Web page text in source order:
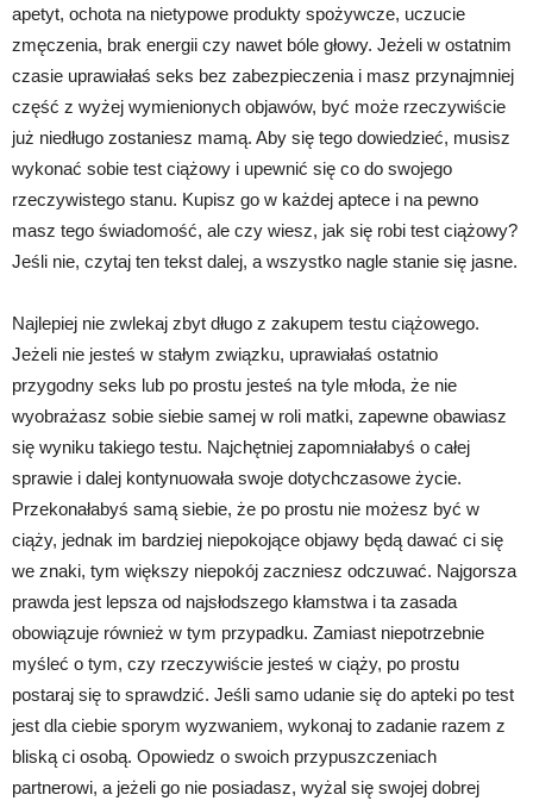
apetyt, ochota na nietypowe produkty spożywcze, uczucie
zmęczenia, brak energii czy nawet bóle głowy. Jeżeli w ostatnim
czasie uprawiałaś seks bez zabezpieczenia i masz przynajmniej
część z wyżej wymienionych objawów, być może rzeczywiście
już niedługo zostaniesz mamą. Aby się tego dowiedzieć, musisz
wykonać sobie test ciążowy i upewnić się co do swojego
rzeczywistego stanu. Kupisz go w każdej aptece i na pewno
masz tego świadomość, ale czy wiesz, jak się robi test ciążowy?
Jeśli nie, czytaj ten tekst dalej, a wszystko nagle stanie się jasne.
Najlepiej nie zwlekaj zbyt długo z zakupem testu ciążowego.
Jeżeli nie jesteś w stałym związku, uprawiałaś ostatnio
przygodny seks lub po prostu jesteś na tyle młoda, że nie
wyobrażasz sobie siebie samej w roli matki, zapewne obawiasz
się wyniku takiego testu. Najchętniej zapomniałabyś o całej
sprawie i dalej kontynuowała swoje dotychczasowe życie.
Przekonałabyś samą siebie, że po prostu nie możesz być w
ciąży, jednak im bardziej niepokojące objawy będą dawać ci się
we znaki, tym większy niepokój zaczniesz odczuwać. Najgorsza
prawda jest lepsza od najsłodszego kłamstwa i ta zasada
obowiązuje również w tym przypadku. Zamiast niepotrzebnie
myśleć o tym, czy rzeczywiście jesteś w ciąży, po prostu
postaraj się to sprawdzić. Jeśli samo udanie się do apteki po test
jest dla ciebie sporym wyzwaniem, wykonaj to zadanie razem z
bliską ci osobą. Opowiedz o swoich przypuszczeniach
partnerowi, a jeżeli go nie posiadasz, wyżal się swojej dobrej